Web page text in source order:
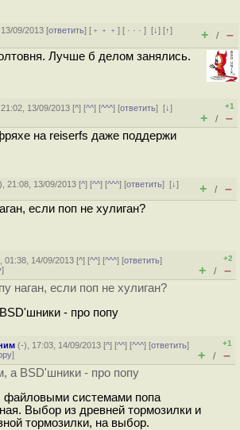
09/2013 [ответить] [ ﹢﹢﹢] [ · · ·][↓] [↑]
+ / –
Лучше б делом занялись.
13/09/2013 [^] [^^] [^^^] [ответить][↓]
+1
+ / –
на reiserfs даже поддержи
), 21:08, 13/09/2013 [^] [^^] [^^^] [ответить][↓]
+ / –
если поп не хулиган?
01:38, 14/09/2013 [^] [^^] [^^^] [ответить]
]
+2
+ / –
наган, если поп не хулиган?
- про попу
(-), 17:03, 14/09/2013 [^] [^^] [^^^] [ответить]
]
+1
+ / –
а BSD'шники - про попу
файловыми системами попа
Выбор из древней тормозилки и
тормозилки, на выбор.